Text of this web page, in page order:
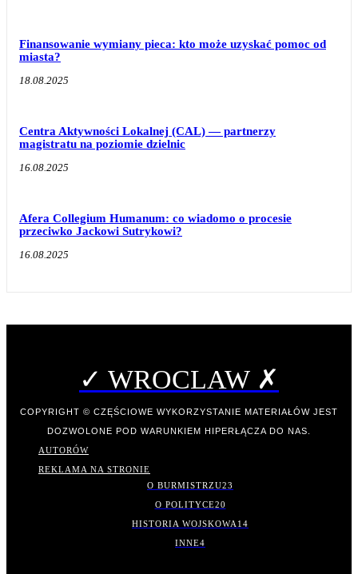
Finansowanie wymiany pieca: kto może uzyskać pomoc od
miasta?
18.08.2025
Centra Aktywności Lokalnej (CAL) — partnerzy
magistratu na poziomie dzielnic
16.08.2025
Afera Collegium Humanum: co wiadomo o procesie
przeciwko Jackowi Sutrykowi?
16.08.2025
✓ WROCLAW ✗
COPYRIGHT © CZĘŚCIOWE WYKORZYSTANIE MATERIAŁÓW JEST
DOZWOLONE POD WARUNKIEM HIPERŁĄCZA DO NAS.
AUTORÓW
REKLAMA NA STRONIE
O BURMISTRZU23
O POLITYCE20
HISTORIA WOJSKOWA 14
INNE4